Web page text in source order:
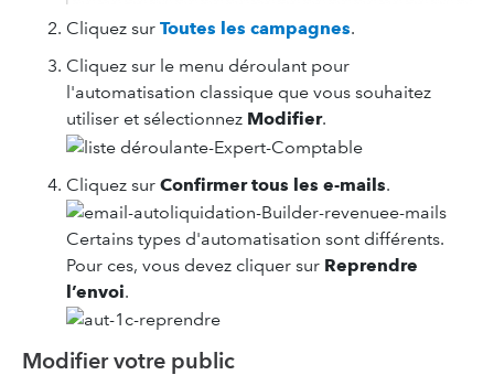
Cliquez sur Toutes les campagnes.
Cliquez sur le menu déroulant pour
l'automatisation classique que vous souhaitez
utiliser et sélectionnez Modifier.
Cliquez sur Confirmer tous les e-mails.
Certains types d'automatisation sont différents.
Pour ces, vous devez cliquer sur Reprendre
l’envoi.
Modifier votre public